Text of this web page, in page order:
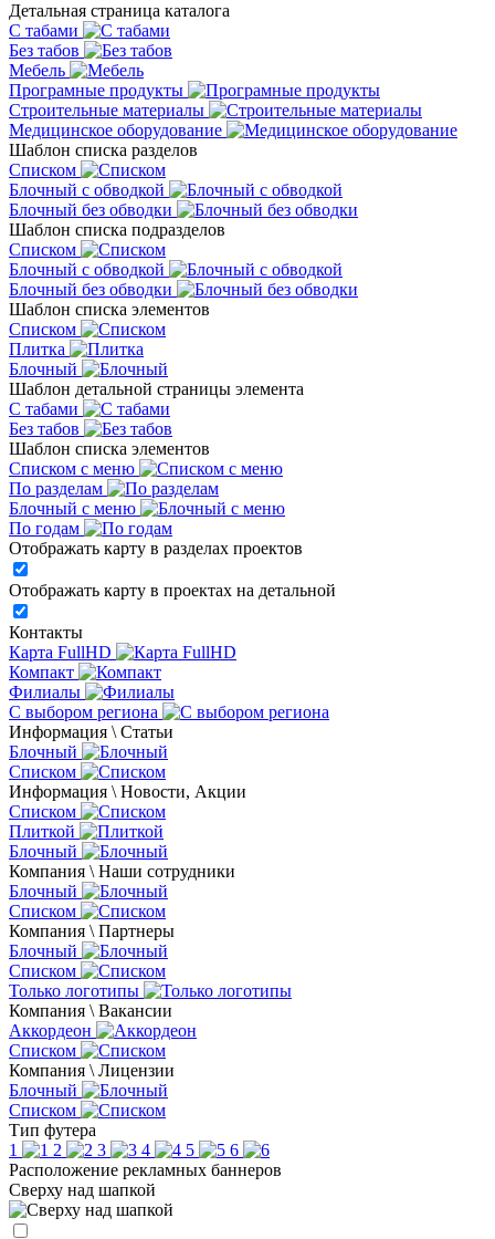
Детальная страница каталога
С табами
Без табов
Мебель
Програмные продукты
Строительные материалы
Медицинское оборудование
Шаблон списка разделов
Списком
Блочный с обводкой
Блочный без обводки
Шаблон списка подразделов
Списком
Блочный с обводкой
Блочный без обводки
Шаблон списка элементов
Списком
Плитка
Блочный
Шаблон детальной страницы элемента
С табами
Без табов
Шаблон списка элементов
Списком c меню
По разделам
Блочный с меню
По годам
Отображать карту в разделах проектов
Отображать карту в проектах на детальной
Контакты
Карта FullHD
Компакт
Филиалы
С выбором региона
Информация \ Статьи
Блочный
Списком
Информация \ Новости, Акции
Списком
Плиткой
Блочный
Компания \ Наши сотрудники
Блочный
Списком
Компания \ Партнеры
Блочный
Списком
Только логотипы
Компания \ Вакансии
Аккордеон
Списком
Компания \ Лицензии
Блочный
Списком
Тип футера
1
2 3 4 5
6
Расположение рекламных баннеров
Сверху над шапкой